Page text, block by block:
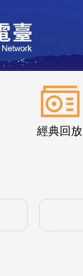
經典回放